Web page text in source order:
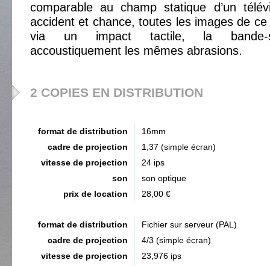
comparable au champ statique d’un
accident et chance, toutes les images de
via un impact tactile, la bande-
accoustiquement les mêmes abrasions.
2 COPIES EN DISTRIBUTION
format de distribution
16mm
cadre de projection
1,37 (simple écran)
vitesse de projection
24 ips
son
son optique
prix de location
28,00 €
format de distribution
Fichier sur serveur (PAL)
cadre de projection
4/3 (simple écran)
vitesse de projection
23,976 ips